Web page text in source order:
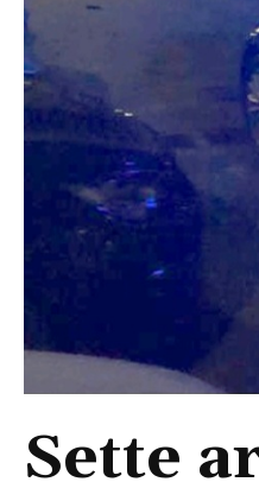
Sette